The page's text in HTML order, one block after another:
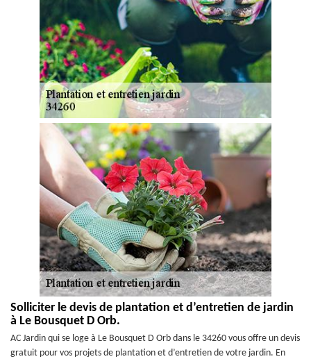
Solliciter le devis de plantation et d’entretien de jardin
à Le Bousquet D Orb.
AC Jardin qui se loge à Le Bousquet D Orb dans le 34260 vous offre un devis
gratuit pour vos projets de plantation et d’entretien de votre jardin. En